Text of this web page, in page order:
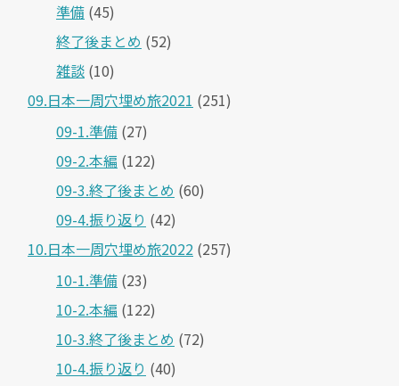
準備 (45)
終了後まとめ (52)
雑談 (10)
09.日本一周穴埋め旅2021 (251)
09-1.準備 (27)
09-2.本編 (122)
09-3.終了後まとめ (60)
09-4.振り返り (42)
10.日本一周穴埋め旅2022 (257)
10-1.準備 (23)
10-2.本編 (122)
10-3.終了後まとめ (72)
10-4.振り返り (40)